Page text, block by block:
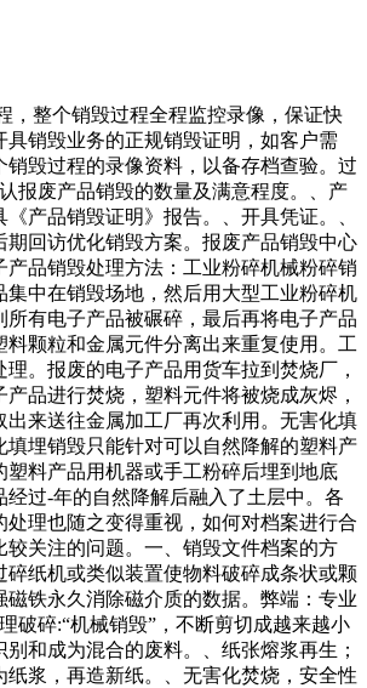
，整个销毁过程全程监控录像，保证快
具销毁业务的正规销毁证明，如客户需
销毁过程的录像资料，以备存档查验。过
报废产品销毁的数量及满意程度。、产
产品销毁证明》报告。、开具凭证。、
期回访优化销毁方案。报废产品销毁中心
产品销毁处理方法：工业粉碎机械粉碎销
集中在销毁场地，然后用大型工业粉碎机
所有电子产品被碾碎，最后再将电子产品
料颗粒和金属元件分离出来重复使用。工
。报废的电子产品用货车拉到焚烧厂，
品进行焚烧，塑料元件将被烧成灰烬，
出来送往金属加工厂再次利用。无害化填
填埋销毁只能针对可以自然降解的塑料产
塑料产品用机器或手工粉碎后埋到地底
经过-年的自然降解后融入了土层中。各
处理也随之变得重视，如何对档案进行合
较关注的问题。一、销毁文件档案的方
纸机或类似装置使物料破碎成条状或颗
铁永久消除磁介质的数据。弊端：专业
破碎:“机械销毁”，不断剪切成越来越小
和成为混合的废料。、纸张熔浆再生；
纸浆，再造新纸。、无害化焚烧，安全性